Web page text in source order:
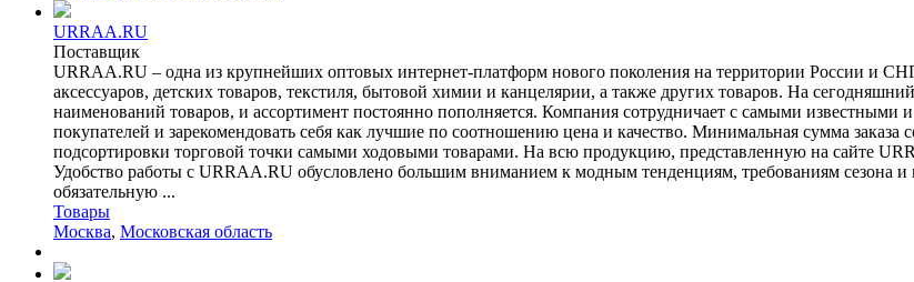
URRAA.RU
Поставщик
URRAA.RU – одна из крупнейших оптовых интернет-платформ нового поколения на территории России и
аксессуаров, детских товаров, текстиля, бытовой химии и канцелярии, а также других товаров. На
наименований товаров, и ассортимент постоянно пополняется. Компания сотрудничает с самыми
покупателей и зарекомендовать себя как лучшие по соотношению цена и качество. Минимальная сумма заказа
подсортировки торговой точки самыми ходовыми товарами. На всю продукцию, представленную на сайте
Удобство работы с URRAA.RU обусловлено большим вниманием к модным тенденциям, требованиям сезона и
обязательную ...
Товары
Москва, Московская область